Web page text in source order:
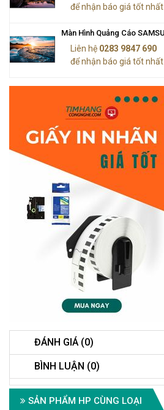
để nhận báo giá tốt nhất
Màn Hình Quảng Cáo
Liên hệ 0283 9847 690
để nhận báo giá tốt nhất
ĐÁNH GIÁ (0)
BÌNH LUẬN (0)
SẢN PHẨM HP CÙNG LOẠI